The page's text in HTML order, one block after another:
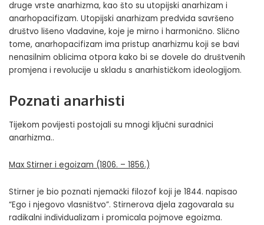
druge vrste anarhizma, kao što su utopijski anarhizam i
anarhopacifizam. Utopijski anarhizam predviđa savršeno
društvo lišeno vladavine, koje je mirno i harmonično. Slično
tome, anarhopacifizam ima pristup anarhizmu koji se bavi
nenasilnim oblicima otpora kako bi se dovele do društvenih
promjena i revolucije u skladu s anarhističkom ideologijom.
Poznati anarhisti
Tijekom povijesti postojali su mnogi ključni suradnici
anarhizma..
Max Stirner i egoizam (1806. – 1856.)
Stirner je bio poznati njemački filozof koji je 1844. napisao
“Ego i njegovo vlasništvo”. Stirnerova djela zagovarala su
radikalni individualizam i promicala pojmove egoizma.